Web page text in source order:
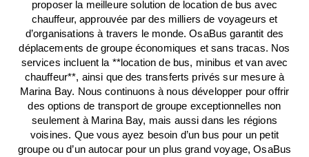
proposer la meilleure solution de location de bus avec
chauffeur, approuvée par des milliers de voyageurs et
d’organisations à travers le monde. OsaBus garantit des
déplacements de groupe économiques et sans tracas. Nos
services incluent la **location de bus, minibus et van avec
chauffeur**, ainsi que des transferts privés sur mesure à
Marina Bay. Nous continuons à nous développer pour offrir
des options de transport de groupe exceptionnelles non
seulement à Marina Bay, mais aussi dans les régions
voisines. Que vous ayez besoin d’un bus pour un petit
groupe ou d’un autocar pour un plus grand voyage, OsaBus